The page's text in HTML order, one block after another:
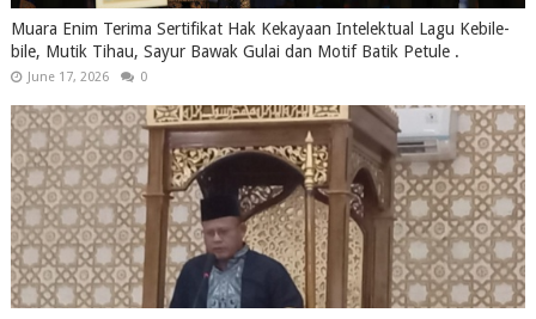
Muara Enim Terima Sertifikat Hak Kekayaan Intelektual Lagu Kebile-
bile, Mutik Tihau, Sayur Bawak Gulai dan Motif Batik Petule .
June 17, 2026 0